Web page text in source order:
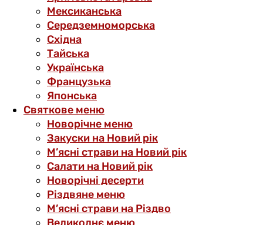
Мексиканська
Середземноморська
Східна
Тайська
Українська
Французька
Японська
Святкове меню
Новорічне меню
Закуски на Новий рік
М’ясні страви на Новий рік
Салати на Новий рік
Новорічні десерти
Різдвяне меню
М’ясні страви на Різдво